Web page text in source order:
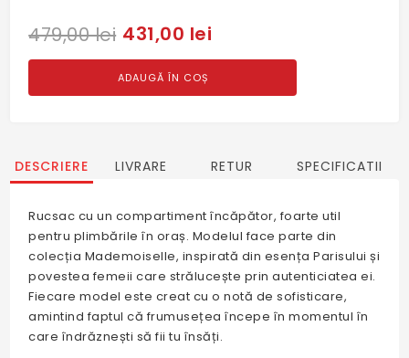
479,00 lei 431,00 lei
ADAUGĂ ÎN COȘ
DESCRIERE LIVRARE RETUR SPECIFICATII
Rucsac cu un compartiment încăpător, foarte util
pentru plimbările în oraș. Modelul face parte din
colecția Mademoiselle, inspirată din esența Parisului și
povestea femeii care strălucește prin autenticiatea ei.
Fiecare model este creat cu o notă de sofisticare,
amintind faptul că frumusețea începe în momentul în
care îndrăznești să fii tu însăți.